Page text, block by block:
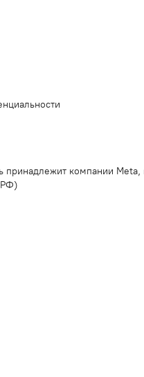
принадлежит компании Meta,
РФ)